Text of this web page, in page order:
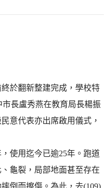
於翻新整建完成，學校特
長盧秀燕在教育局長楊振
意代表亦出席啟用儀式，
使用迄今已逾25年。跑道
龜裂，局部地面甚至存在
倒而擦傷。為此，去(109)